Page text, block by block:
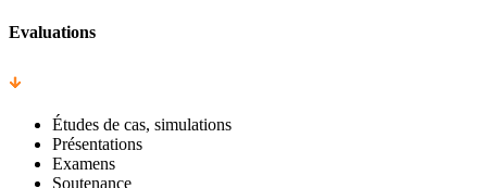
Evaluations
Études de cas, simulations
Présentations
Examens
Soutenance